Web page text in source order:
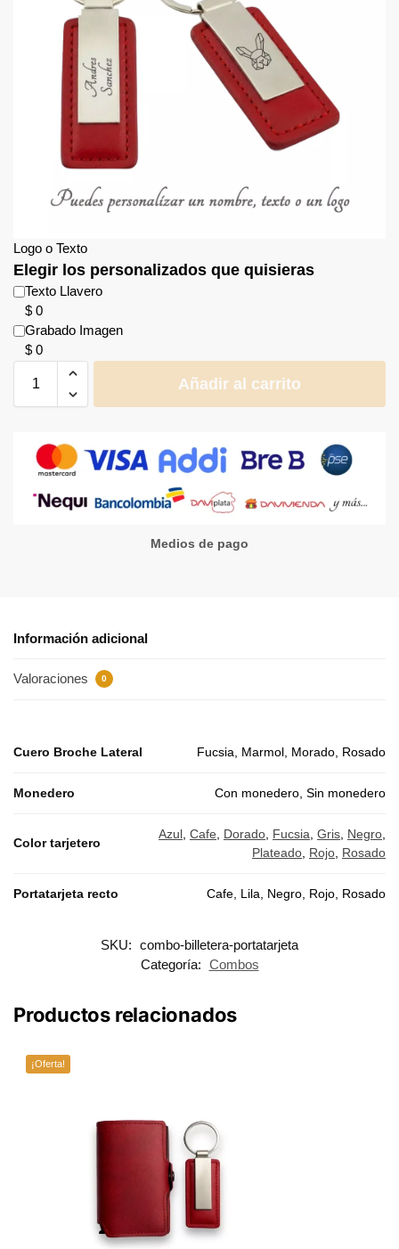
Logo o Texto
Elegir los personalizados que quisieras
Texto Llavero
$ 0
Grabado Imagen
$ 0
Añadir al carrito
Medios de pago
Información adicional
Valoraciones 0
Cuero Broche Lateral Fucsia, Marmol, Morado, Rosado
Monedero Con monedero, Sin monedero
Color tarjetero
Azul Cafe Dorado Fucsia Gris Negro
Plateado Rojo Rosado
Portatarjeta recto Cafe, Lila, Negro, Rojo, Rosado
SKU: combo-billetera-portatarjeta
Categoría: Combos
Productos relacionados
¡Oferta!